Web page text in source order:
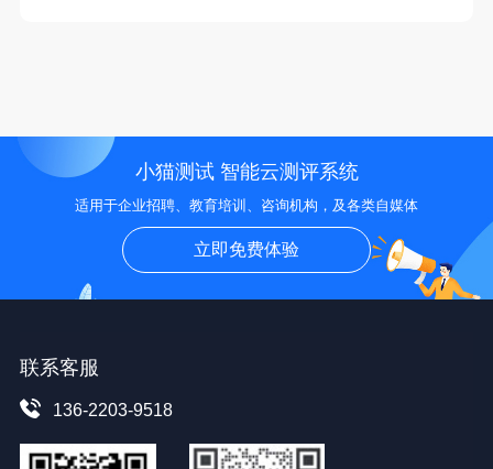
小猫测试 智能云测评系统
适用于企业招聘、教育培训、咨询机构，及各类自媒体
立即免费体验
联系客服
136-2203-9518